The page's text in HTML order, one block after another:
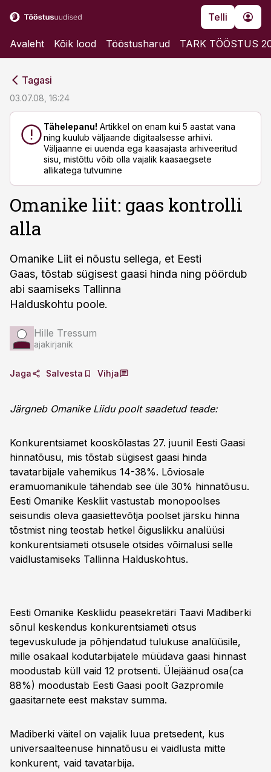
Telli
Avaleht Kõik lood Tööstusharud TARK TÖÖSTUS
Tagasi
03.07.08, 16:24
Tähelepanu! Artikkel on enam kui 5 aastat vana
ning kuulub väljaande digitaalsesse arhiivi.
Väljaanne ei uuenda ega kaasajasta arhiveeritud
sisu, mistõttu võib olla vajalik kaasaegsete
allikatega tutvumine
Omanike liit: gaas kontrolli
alla
Omanike Liit ei nõustu sellega, et Eesti
Gaas, tõstab sügisest gaasi hinda ning pöördub
abi saamiseks Tallinna
Halduskohtu poole.
Hille Tressum
ajakirjanik
Jaga Salvesta Vihja
Järgneb Omanike Liidu poolt saadetud teade:
Konkurentsiamet kooskõlastas 27. juunil Eesti Gaasi
hinnatõusu, mis tõstab sügisest gaasi hinda
tavatarbijale vahemikus 14-38%. Lõviosale
eramuomanikule tähendab see üle 30% hinnatõusu.
Eesti Omanike Keskliit vastustab monopoolses
seisundis oleva gaasiettevõtja poolset järsku hinna
tõstmist ning teostab hetkel õiguslikku analüüsi
konkurentsiameti otsusele otsides võimalusi selle
vaidlustamiseks Tallinna Halduskohtus.
Eesti Omanike Keskliidu peasekretäri Taavi Madiberki
sõnul keskendus konkurentsiameti otsus
tegevuskulude ja põhjendatud tulukuse analüüsile,
mille osakaal kodutarbijatele müüdava gaasi hinnast
moodustab küll vaid 12 protsenti. Ülejäänud osa(ca
88%) moodustab Eesti Gaasi poolt Gazpromile
gaasitarnete eest makstav summa.
Madiberki väitel on vajalik luua pretsedent, kus
universaalteenuse hinnatõusu ei vaidlusta mitte
konkurent, vaid tavatarbija.